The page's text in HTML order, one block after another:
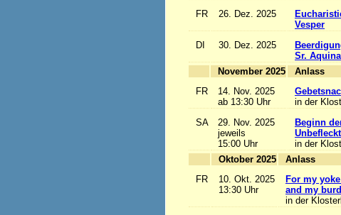
FR
26. Dez. 2025
Vesper
DI
30. Dez. 2025
Sr.
November 2025
FR
14. Nov. 2025
ab 13:30 Uhr
in der
SA
29. Nov. 2025
jeweils
15:00 Uhr
Beginn
in der
Oktober 2025
FR
10. Okt. 2025
13:30 Uhr
For my
and my
in der